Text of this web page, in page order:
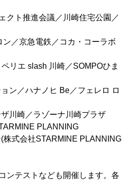
クト推進会議／川崎住宅公園／
ン／京急電鉄／コカ・コーラボ
リエ slash 川崎／SOMPOひま
ン／ハナノヒ Be／フェレロ ロ
川崎／ラゾーナ川崎プラザ
PLANNING
STARMINE PLANNING
ンテストなども開催します。各